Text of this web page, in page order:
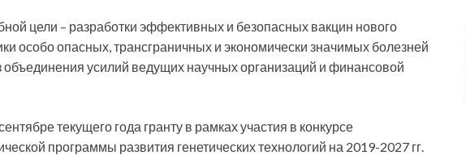
цели – разработки эффективных и безопасных вакцин нового
особо опасных, трансграничных и экономически значимых болезней
усилий ведущих научных организаций и финансовой
текущего года гранту в рамках участия в конкурсе
программы развития генетических технологий на 2019-2027 гг.